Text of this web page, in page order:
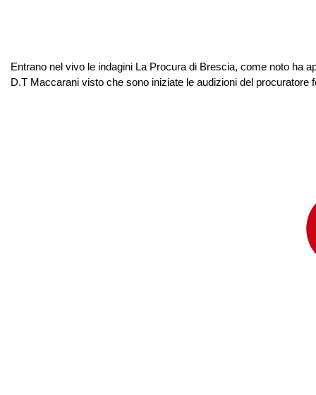
Entrano nel vivo le indagini La Procura di Brescia, come noto ha
D.T Maccarani visto che sono iniziate le audizioni del